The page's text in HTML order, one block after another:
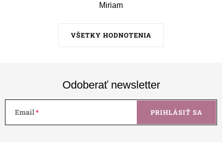
VŠETKY HODNOTENIA
Miriam
Odoberať newsletter
Email PRIHLÁSIŤ SA